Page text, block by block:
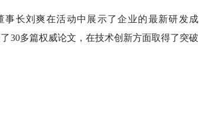
长刘爽在活动中展示了企业的最新研发成
30多篇权威论文，在技术创新方面取得了突破